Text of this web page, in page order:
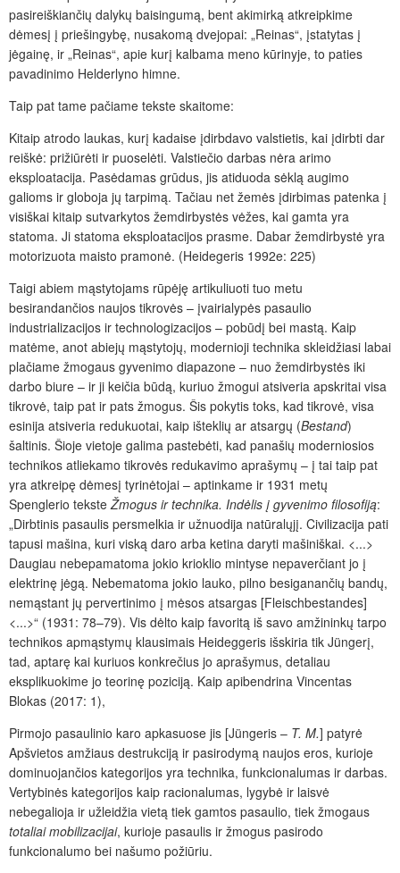
pasireiškiančių dalykų baisingumą, bent akimirką atkreipkime
dėmesį į priešingybę, nusakomą dvejopai: „Reinas“, įstatytas į
jėgainę, ir „Reinas“, apie kurį kalbama meno kūrinyje, to paties
pavadinimo Helderlyno himne.
Taip pat tame pačiame tekste skaitome:
Kitaip atrodo laukas, kurį kadaise įdirbdavo valstietis, kai įdirbti dar
reiškė: prižiūrėti ir puoselėti. Valstiečio darbas nėra arimo
eksploatacija. Pasėdamas grūdus, jis atiduoda sėklą augimo
galioms ir globoja jų tarpimą. Tačiau net žemės įdirbimas patenka į
visiškai kitaip su­tvarkytos žemdirbystės vėžes, kai gamta yra
statoma. Ji statoma eksploatacijos prasme. Dabar žemdirbystė yra
motorizuota maisto pramonė. (Heidegeris 1992e: 225)
Taigi abiem mąstytojams rūpėję artikuliuoti tuo metu
besirandančios naujos tikrovės – įvairialypės pasaulio
industrializacijos ir technologizacijos – pobūdį bei mastą. Kaip
matėme, anot abiejų mąstytojų, modernioji technika skleidžiasi labai
plačiame žmogaus gyvenimo diapazone – nuo žemdirbystės iki
darbo biure – ir ji keičia būdą, kuriuo žmogui atsiveria apskritai visa
tikrovė, taip pat ir pats žmogus. Šis pokytis toks, kad tikrovė, visa
esinija atsiveria redukuotai, kaip išteklių ar atsargų (Bestand)
šaltinis. Šioje vietoje galima pastebėti, kad panašių moderniosios
technikos atliekamo tikrovės redukavimo aprašymų – į tai taip pat
yra atkreipę dėmesį tyrinėtojai – aptinkame ir 1931 metų
Spenglerio teksteŽmogus ir technika. Indėlis į gyvenimo filosofiją:
„Dirbtinis pasaulis persmelkia ir užnuodija natūralųjį. Civilizacija pati
tapusi mašina, kuri viską daro arba ketina daryti mašiniškai. <...>
Daugiau nebepamatoma jokio krioklio mintyse nepaverčiant jo į
elektrinę jėgą. Nebematoma jokio lauko, pilno besiganančių bandų,
nemąstant jų pervertinimo į mėsos atsargas [Fleischbestandes]
<...>“ (1931: 78–79). Vis dėlto kaip favoritą iš savo amžininkų tarpo
technikos apmąstymų klausimais Heideggeris išskiria tik Jüngerį,
tad, aptarę kai kuriuos konkrečius jo aprašymus, detaliau
eksplikuokime jo teorinę poziciją. Kaip apibendrina Vincentas
Blokas (2017: 1),
Pirmojo pasaulinio karo apkasuose jis [Jüngeris – T. M.] patyrė
Apšvietos amžiaus destrukciją ir pasirodymą naujos eros, kurioje
dominuojančios kategorijos yra technika, funkcionalumas ir darbas.
Vertybinės kategorijos kaip racionalumas, lygybė ir laisvė
nebegalioja ir užleidžia vietą tiek gamtos pasaulio, tiek žmogaus
totaliai mobilizacijai, kurioje pasaulis ir žmogus pasirodo
funkcionalumo bei našumo požiūriu.